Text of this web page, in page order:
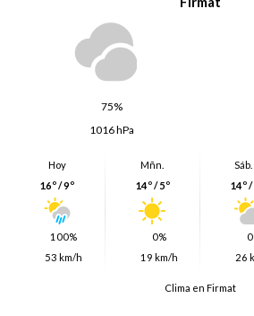
75%
1016 hPa
Hoy
16º / 9º
100%
53 km/h
Mñn.
14º / 5º
0%
19 km/h
Sáb.
14º /
26
Clima en Firmat